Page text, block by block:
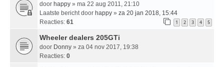
door happy » ma 22 aug 2011, 21:10
Laatste bericht door happy » za 20 jan 2018, 15:44
Reacties: 61 1 2 3 4 5
Wheeler dealers 205GTi
door Donny » za 04 nov 2017, 19:38
Reacties: 0